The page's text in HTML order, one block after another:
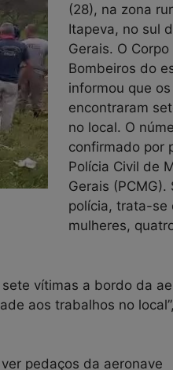
(28), na zona
Itapeva, no sul
Gerais. O Corpo
Bombeiros do
informou que
encontraram
no local. O
confirmado por
Polícia Civil de
Gerais (PCMG).
polícia, trata-se
mulheres,
vítimas a bordo da
aos trabalhos no
pedaços da aeronave